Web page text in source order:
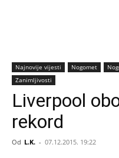
Najnovije vijesti Nogomet
Zanimljivosti
Liverpool
rekord
Od L.K. - 07.12.2015. 19:22